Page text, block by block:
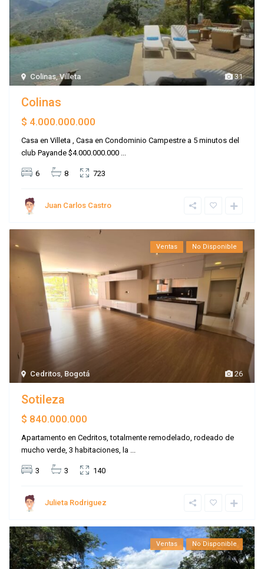
31
Colinas,Villeta
Colinas
$ 4.000.000.000
Casa en Villeta , Casa en Condominio Campestre a 5 minutos del
club Payande $4.000.000.000 ...
6 8 723
Juan Carlos Castro
26
Cedritos, Bogotá
Ventas No Disponible
Sotileza
$ 840.000.000
Apartamento en Cedritos, totalmente remodelado, rodeado de
mucho verde, 3 habitaciones, la ...
3 3 140
Julieta Rodriguez
Ventas No Disponible